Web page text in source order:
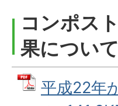
コンポス
果について
平成22年